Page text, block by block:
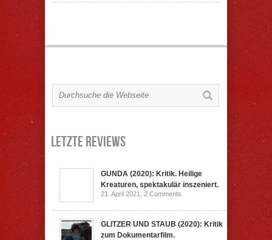
Letzte Reviews
GUNDA (2020): Kritik. Heilige
Kreaturen, spektakulär inszeniert.
21. April 2021, 2 Comments
GLITZER UND STAUB (2020): Kritik
zum Dokumentarfilm.